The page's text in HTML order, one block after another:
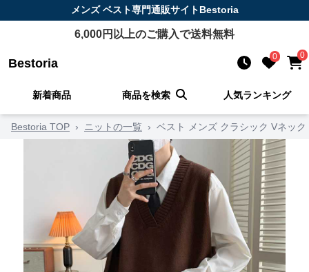
メンズ ベスト専門通販サイトBestoria
6,000円以上のご購入で送料無料
Bestoria 0 0
新着商品 商品を検索 人気ランキング
Bestoria TOP › ニットの一覧 › ベスト メンズ クラシック Vネッ